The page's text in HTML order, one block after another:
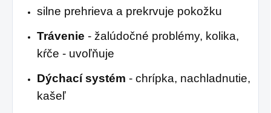
silne prehrieva a prekrvuje pokožku
Trávenie - žalúdočné problémy, kolika,
kŕče - uvoľňuje
Dýchací systém - chrípka, nachladnutie,
kašeľ